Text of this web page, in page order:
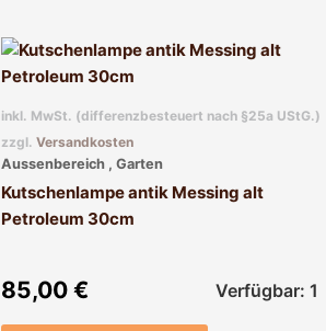
inkl. MwSt. (differenzbesteuert nach §25a UStG.)
zzgl. Versandkosten
Aussenbereich , Garten
Kutschenlampe antik Messing alt
Petroleum 30cm
85,00 € Verfügbar: 1